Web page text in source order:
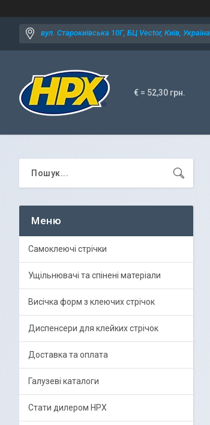
вул. Старокиївська 10Г, БЦ Vector, Київ, Україна
€ = 52,30 грн.
Самоклеючі стрічки
Ущільнювачі та спінені матеріали
Висічка форм з клеючих стрічок
Диспенсери для клейких стрічок
Доставка та оплата
Галузеві каталоги
Стати дилером HPX